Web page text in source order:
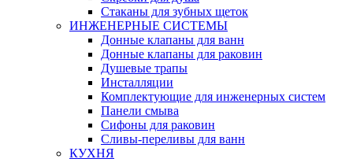
Стаканы для зубных щеток
ИНЖЕНЕРНЫЕ СИСТЕМЫ
Донные клапаны для ванн
Донные клапаны для раковин
Душевые трапы
Инсталляции
Комплектующие для инженерных систем
Панели смыва
Сифоны для раковин
Сливы-переливы для ванн
КУХНЯ